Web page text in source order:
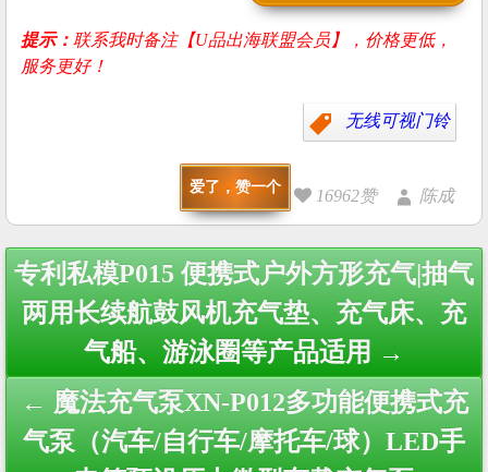
提示：联系我时备注【U品出海联盟会员】，价格更低，
服务更好！
无线可视门铃
爱了，赞一个 16962赞 陈成
Post
navigation
专利私模P015 便携式户外方形充气|抽气
两用长续航鼓风机充气垫、充气床、充
气船、游泳圈等产品适用 →
← 魔法充气泵XN-P012多功能便携式充
气泵（汽车/自行车/摩托车/球）LED手